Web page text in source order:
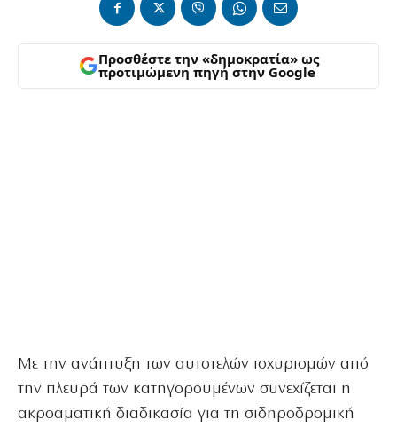
Προσθέστε την «δημοκρατία» ως
προτιμώμενη πηγή στην Google
Με την ανάπτυξη των αυτοτελών ισχυρισμών από
την πλευρά των κατηγορουμένων συνεχίζεται η
ακροαματική διαδικασία για τη σιδηροδρομική